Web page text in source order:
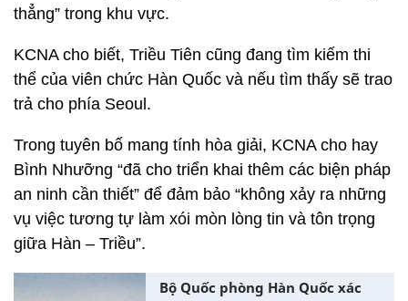
thẳng” trong khu vực.
KCNA cho biết, Triều Tiên cũng đang tìm kiếm thi
thể của viên chức Hàn Quốc và nếu tìm thấy sẽ trao
trả cho phía Seoul.
Trong tuyên bố mang tính hòa giải, KCNA cho hay
Bình Nhưỡng “đã cho triển khai thêm các biện pháp
an ninh cần thiết” để đảm bảo “không xảy ra những
vụ việc tương tự làm xói mòn lòng tin và tôn trọng
giữa Hàn – Triều”.
Bộ Quốc phòng Hàn Quốc xác